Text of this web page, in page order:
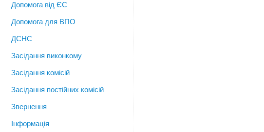
Допомога від ЄС
Допомога для ВПО
ДСНС
Засідання виконкому
Засідання комісій
Засідання постійних комісій
Звернення
Інформація